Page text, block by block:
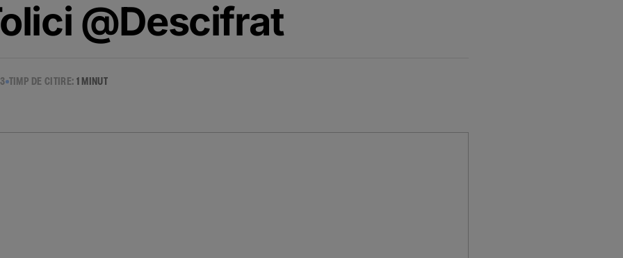
@Descifrat
TIMP DE CITIRE: 1 MINUT